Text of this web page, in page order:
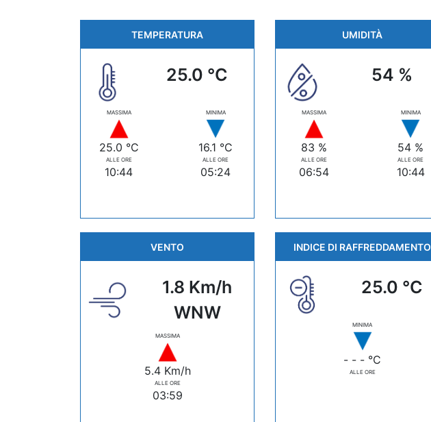
TEMPERATURA
25.0 °C
MASSIMA
25.0 °C
ALLE ORE
10:44
MINIMA
16.1 °C
ALLE ORE
05:24
UMIDITÀ
54 %
MASSIMA
83 %
ALLE ORE
06:54
MINIMA
54 %
ALLE ORE
10:44
VENTO
1.8 Km/h
WNW
MASSIMA
5.4 Km/h
ALLE ORE
03:59
INDICE DI RAFFREDDAMENTO
25.0 °C
MINIMA
- - - °C
ALLE ORE